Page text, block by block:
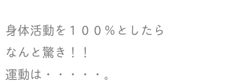
身体活動を１００％としたら
なんと驚き！！
運動は・・・・・。